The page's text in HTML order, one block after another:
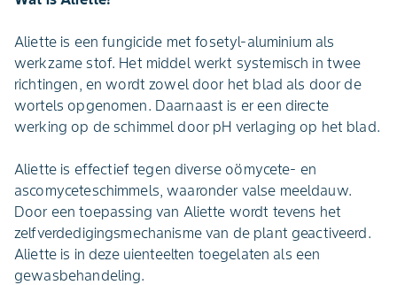
Aliette is een fungicide met fosetyl-aluminium als
werkzame stof. Het middel werkt systemisch in twee
richtingen, en wordt zowel door het blad als door de
wortels opgenomen. Daarnaast is er een directe
werking op de schimmel door pH verlaging op het blad.
Aliette is effectief tegen diverse oömycete- en
ascomyceteschimmels, waaronder valse meeldauw.
Door een toepassing van Aliette wordt tevens het
zelfverdedigingsmechanisme van de plant geactiveerd.
Aliette is in deze uienteelten toegelaten als een
gewasbehandeling.